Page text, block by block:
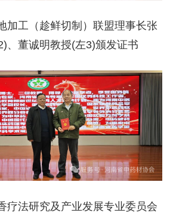
加工（趁鲜切制）联盟理事长张
、董诚明教授(左3)颁发证书
疗法研究及产业发展专业委员会